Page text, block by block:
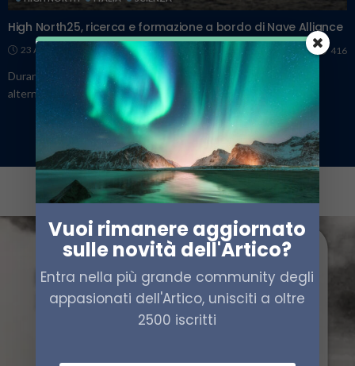
High North25, ricerca e formazione a bordo di Nave Alliance
23 Agosto 2025 416
Durante la missione High North25, a bordo di Nave Alliance si
alternano turni di ricerca al multibeam, lezioni sul ponte...
LOAD MORE
Vuoi rimanere aggiornato
sulle novità dell'Artico?
Entra nella più grande community degli
appasionati dell'Artico, unisciti a oltre
2500 iscritti